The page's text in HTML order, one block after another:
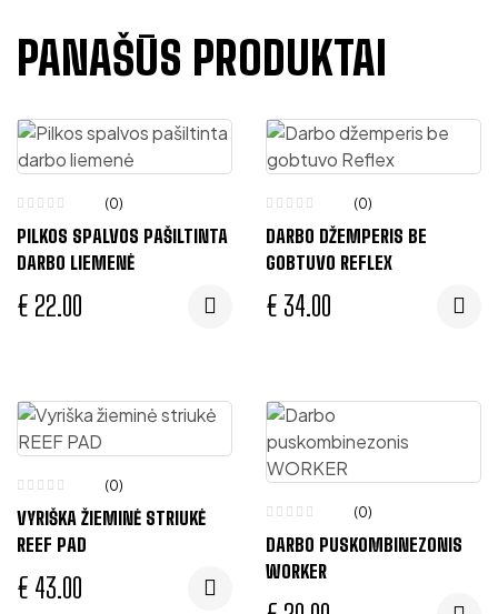
PANAŠŪS PRODUKTAI
(0)
PILKOS SPALVOS PAŠILTINTA
DARBO LIEMENĖ
€ 22.00
(0)
DARBO DŽEMPERIS BE
GOBTUVO REFLEX
€ 34.00
(0)
VYRIŠKA ŽIEMINĖ STRIUKĖ
REEF PAD
€ 43.00
(0)
DARBO PUSKOMBINEZONIS
WORKER